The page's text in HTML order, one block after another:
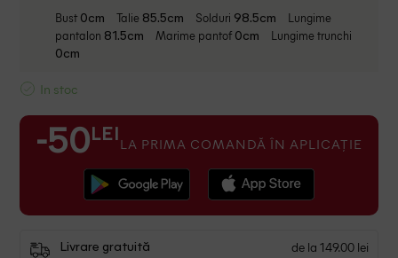
Bust 0cm Talie 85.5cm Solduri 98.5cm
Lungime
pantalon 81.5cm Marime pantof 0cm Lungime trunchi
0cm
In stoc
-50 LEI LA PRIMA COMANDĂ ÎN APLICAȚIE
Livrare gratuită de la 149.00 lei